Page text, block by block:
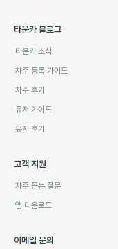
타운카 블로그
타운카 소식
차주 등록 가이드
차주 후기
유저 가이드
유저 후기
고객 지원
자주 묻는 질문
앱 다운로드
이메일 문의